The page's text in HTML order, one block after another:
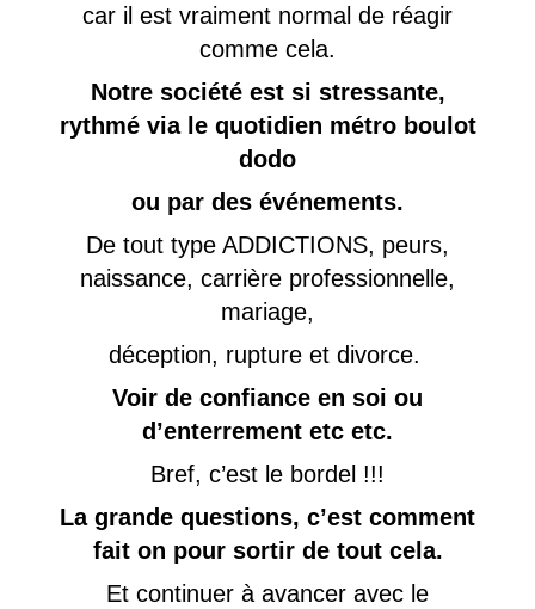
car il est vraiment normal de réagir
comme cela.
Notre société est si stressante,
rythmé via le quotidien métro boulot
dodo
ou par des événements.
De tout type ADDICTIONS, peurs,
naissance, carrière professionnelle,
mariage,
déception, rupture et divorce.
Voir de confiance en soi ou
d’enterrement etc etc.
Bref, c’est le bordel !!!
La grande questions, c’est comment
fait on pour sortir de tout cela.
Et continuer à avancer avec le